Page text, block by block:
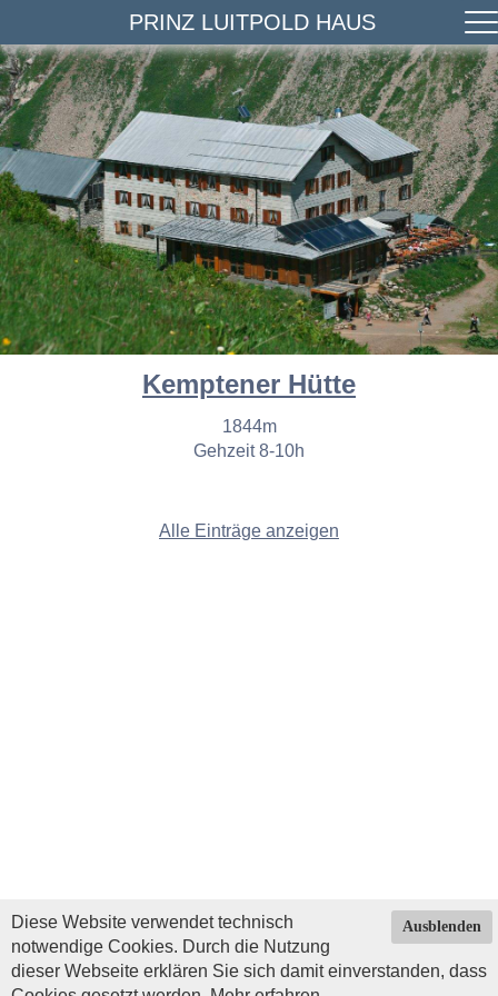
PRINZ LUITPOLD HAUS
Kemptener Hütte
1844m
Gehzeit 8-10h
Alle Einträge anzeigen
Ausblenden
Diese Website verwendet technisch
notwendige Cookies. Durch die Nutzung
dieser Webseite erklären Sie sich damit einverstanden, dass